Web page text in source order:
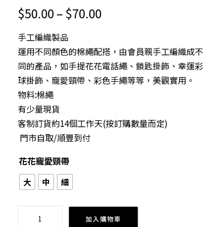
$50.00 – $70.00
through
$70.00
手工編織製品
運用不同顏色的棉繩配搭，由會員親手工編織成不
同的產品，如手提花花電話繩、鎖匙掛飾、幸運彩
球掛飾、寵愛頸帶、彩色手繩等等，美觀實用。
物料:棉繩
有少量現貨
客制訂貨約14個工作天(按訂購數量而定)
門市自取/順豐到付
花花寵愛頸帶
大 中 細
加入購物車